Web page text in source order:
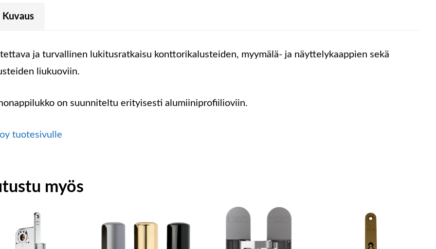
Kuvaus
ja turvallinen lukitusratkaisu konttorikalusteiden, myymälä- ja näyttelykaappien sekä
liukuoviin.
on suunniteltu erityisesti alumiiniprofiilioviin.
tuotesivulle
myös